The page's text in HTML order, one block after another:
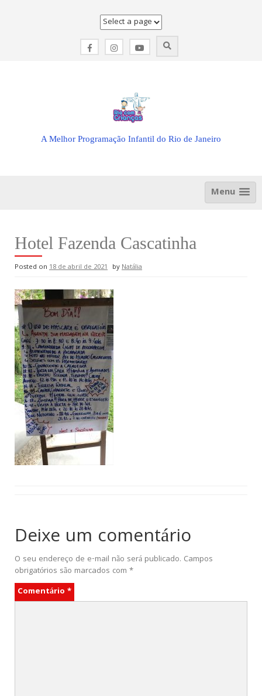
A Melhor Programação Infantil do Rio de Janeiro
Menu
Hotel Fazenda Cascatinha
Posted on 18 de abril de 2021 byNatália
Deixe um comentário
O seu endereço de e-mail não será publicado. Campos
obrigatórios são marcados com *
Comentário *